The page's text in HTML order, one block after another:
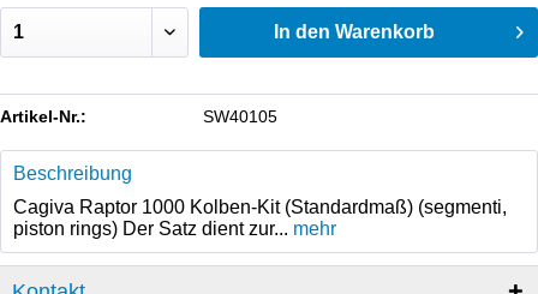
In den Warenkorb
Artikel-Nr.: SW40105
Beschreibung
Cagiva Raptor 1000 Kolben-Kit (Standardmaß) (segmenti,
piston rings) Der Satz dient zur... mehr